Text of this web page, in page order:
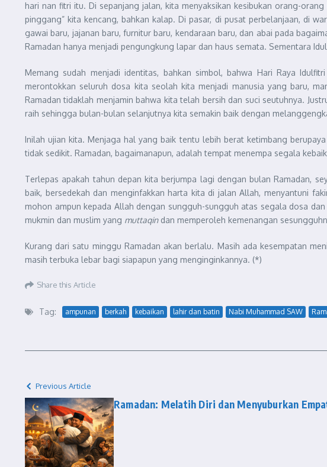
hari nan fitri itu. Di sepanjang jalan, kita menyaksikan kesibukan orang-
pinggang” kita kencang, bahkan kalap. Di pasar, di pusat perbelanjaan, di
gawai baru, jajanan baru, furnitur baru, kendaraan baru, dan abai pada
Ramadan hanya menjadi pengungkung lapar dan haus semata. Sementara
Memang sudah menjadi identitas, bahkan simbol, bahwa Hari Raya
merontokkan seluruh dosa kita seolah kita menjadi manusia yang baru,
Ramadan tidaklah menjamin bahwa kita telah bersih dan suci seutuhnya.
raih sehingga bulan-bulan selanjutnya kita semakin baik dengan
Inilah ujian kita. Menjaga hal yang baik tentu lebih berat ketimbang
tidak sedikit. Ramadan, bagaimanapun, adalah tempat menempa segala
Terlepas apakah tahun depan kita berjumpa lagi dengan bulan Ramadan,
baik, bersedekah dan menginfakkan harta kita di jalan Allah, menyantuni
mohon ampun kepada Allah dengan sungguh-sungguh atas segala dosa
mukmin dan muslim yang muttaqindan memperoleh kemenangan
Kurang dari satu minggu Ramadan akan berlalu. Masih ada kesempatan
masih terbuka lebar bagi siapapun yang menginginkannya. (*)
Share this Article
Tag: ampunan berkah kebaikan lahir dan batin Nabi Muhammad SAW
Previous Article
Ramadan: Melatih Diri dan Menyuburkan